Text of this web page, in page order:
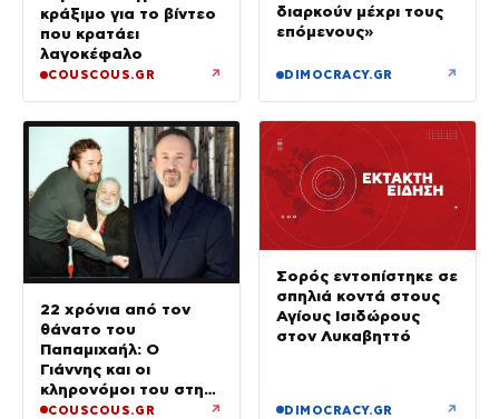
κράξιμο για το βίντεο
που κρατάει
λαγοκέφαλο
COUSCOUS.GR ↗
διαρκούν μέχρι τους
επόμενους»
DIMOCRACY.GR ↗
22 χρόνια από τον
θάνατο του
Παπαμιχαήλ: Ο
Γιάννης και οι
κληρονόμοι του στη
διαθήκη
COUSCOUS.GR ↗
Σορός εντοπίστηκε σε
σπηλιά κοντά στους
Αγίους Ισιδώρους
στον Λυκαβηττό
DIMOCRACY.GR ↗